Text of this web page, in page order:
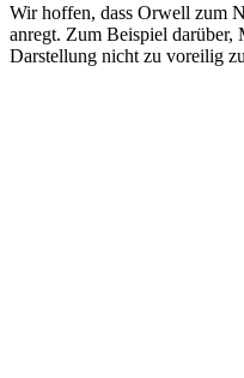
Wir hoffen, dass Orwell zum
anregt. Zum Beispiel darüber,
Darstellung nicht zu voreilig